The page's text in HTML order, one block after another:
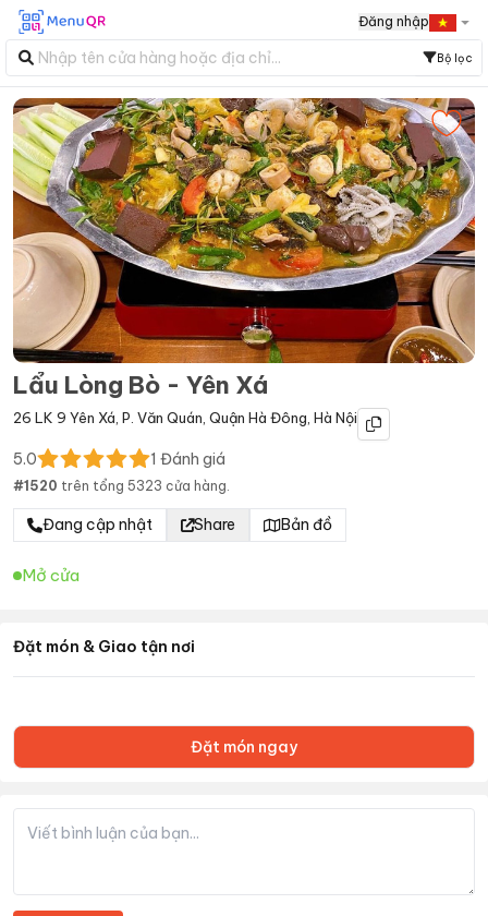
Đăng nhập
Bộ lọc
Lẩu Lòng Bò - Yên Xá
26 LK 9 Yên Xá, P. Văn Quán, Quận Hà Đông, Hà Nội
5.0 1 Đánh giá
#1520 trên tổng 5323 cửa hàng.
Đang cập nhật Share Bản đồ
Mở cửa
Đặt món & Giao tận nơi
Đặt món ngay